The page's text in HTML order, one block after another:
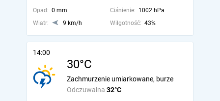
Opad: 0 mm Ciśnienie: 1002 hPa
Wiatr:
9 km/h Wilgotność: 43%
14:00
30°C
Odczuwalna 32°C
Zachmurzenie umiarkowane, burze